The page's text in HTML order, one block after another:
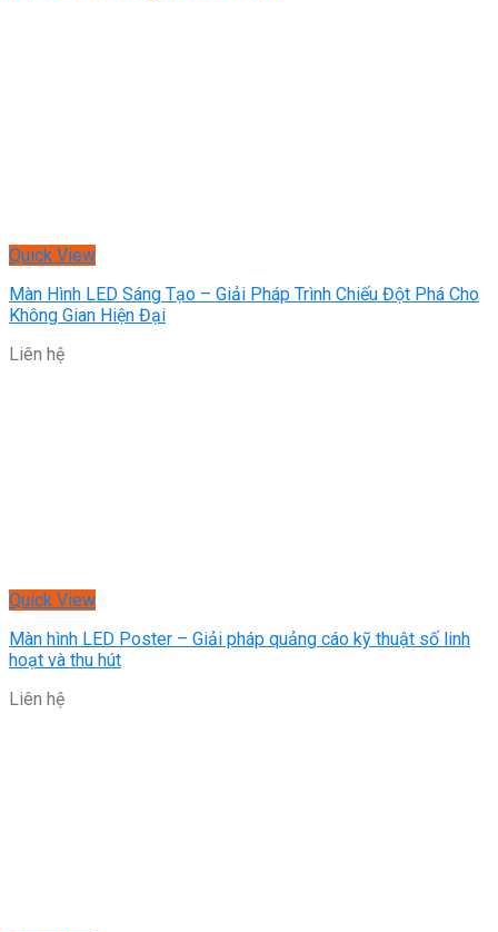
Quick View
Màn Hình LED Sáng Tạo – Giải Pháp Trình Chiếu Đột Phá Cho
Không Gian Hiện Đại
Liên hệ
Quick View
Màn hình LED Poster – Giải pháp quảng cáo kỹ thuật số linh
hoạt và thu hút
Liên hệ